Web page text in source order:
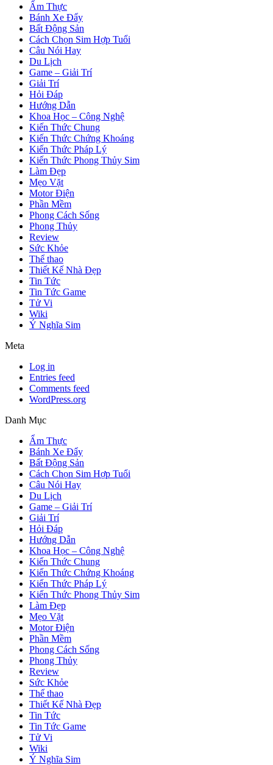
Ẩm Thực
Bánh Xe Đẩy
Bất Động Sản
Cách Chọn Sim Hợp Tuổi
Câu Nói Hay
Du Lịch
Game – Giải Trí
Giải Trí
Hỏi Đáp
Hướng Dẫn
Khoa Học – Công Nghệ
Kiến Thức Chung
Kiến Thức Chứng Khoáng
Kiến Thức Pháp Lý
Kiến Thức Phong Thủy Sim
Làm Đẹp
Mẹo Vặt
Motor Điện
Phần Mềm
Phong Cách Sống
Phong Thủy
Review
Sức Khỏe
Thể thao
Thiết Kế Nhà Đẹp
Tin Tức
Tin Tức Game
Tử Vi
Wiki
Ý Nghĩa Sim
Meta
Log in
Entries feed
Comments feed
WordPress.org
Danh Mục
Ẩm Thực
Bánh Xe Đẩy
Bất Động Sản
Cách Chọn Sim Hợp Tuổi
Câu Nói Hay
Du Lịch
Game – Giải Trí
Giải Trí
Hỏi Đáp
Hướng Dẫn
Khoa Học – Công Nghệ
Kiến Thức Chung
Kiến Thức Chứng Khoáng
Kiến Thức Pháp Lý
Kiến Thức Phong Thủy Sim
Làm Đẹp
Mẹo Vặt
Motor Điện
Phần Mềm
Phong Cách Sống
Phong Thủy
Review
Sức Khỏe
Thể thao
Thiết Kế Nhà Đẹp
Tin Tức
Tin Tức Game
Tử Vi
Wiki
Ý Nghĩa Sim